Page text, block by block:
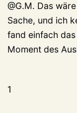
@G.M. Das
Sache, und ich
fand einfach
Moment des
1